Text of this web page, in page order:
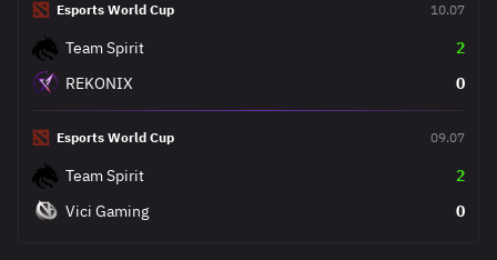
Esports World Cup 10.07
Team Spirit
2
REKONIX
0
Esports World Cup 09.07
Team Spirit
2
Vici Gaming
0